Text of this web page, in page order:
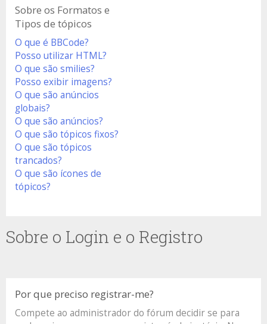
Sobre os Formatos e
Tipos de tópicos
O que é BBCode?
Posso utilizar HTML?
O que são smilies?
Posso exibir imagens?
O que são anúncios
globais?
O que são anúncios?
O que são tópicos fixos?
O que são tópicos
trancados?
O que são ícones de
tópicos?
Sobre o Login e o Registro
Por que preciso registrar-me?
Compete ao administrador do fórum decidir se para